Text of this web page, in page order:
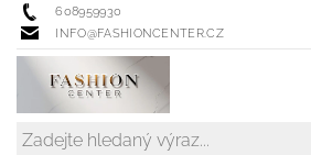
608959930
INFO@FASHIONCENTER.CZ